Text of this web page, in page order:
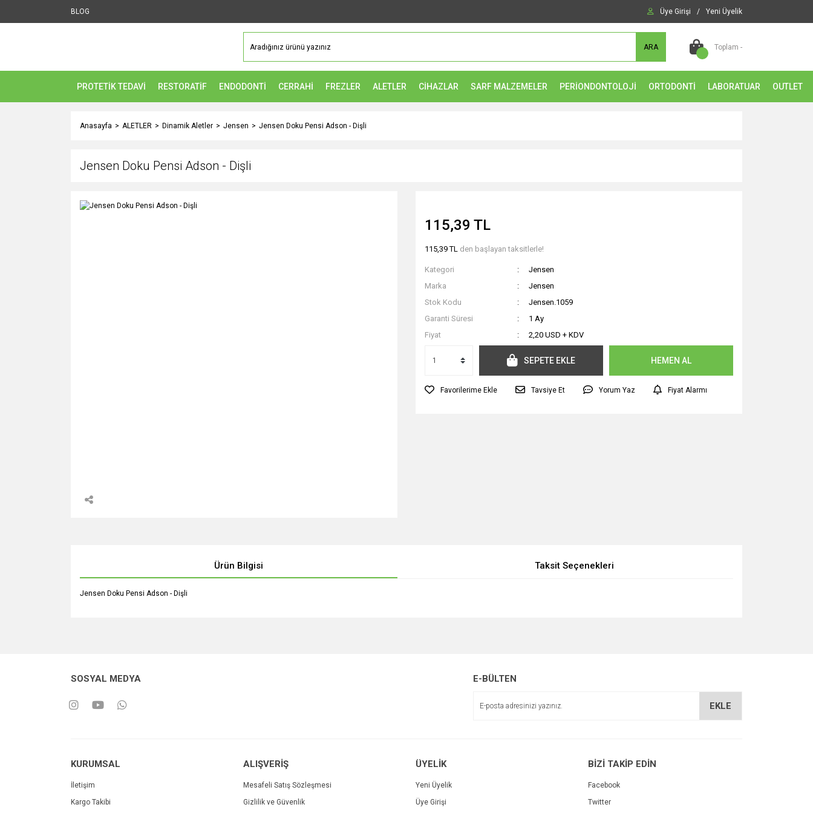
BLOG Üye Girişi / Yeni Üyelik
ARA Toplam -
PROTETİK TEDAVİ RESTORATİF ENDODONTİ CERRAHİ FREZLER ALETLER CİHAZLAR SARF MALZEMELER PERİONDONTOLOJİ ORTODONTİ LABORATUAR OUTLET
Anasayfa ALETLER Dinamik Aletler Jensen Jensen Doku Pensi Adson - Dişli
Jensen Doku Pensi Adson - Dişli
115,39 TL
115,39 TL den başlayan taksitlerle!
Kategori
Jensen
Marka
Jensen
Stok Kodu
Jensen.1059
Garanti Süresi
1 Ay
Fiyat
2,20 USD + KDV
SEPETE EKLE HEMEN AL
Tavsiye Et Yorum Yaz Fiyat Alarmı
Ürün Bilgisi Taksit Seçenekleri
Jensen Doku Pensi Adson - Dişli
SOSYAL MEDYA E-BÜLTEN
EKLE
KURUMSAL
İletişim
Kargo Takibi
ALIŞVERİŞ
Mesafeli Satış Sözleşmesi
Gizlilik ve Güvenlik
ÜYELİK
Yeni Üyelik
Üye Girişi
BİZİ TAKİP EDİN
Facebook
Twitter